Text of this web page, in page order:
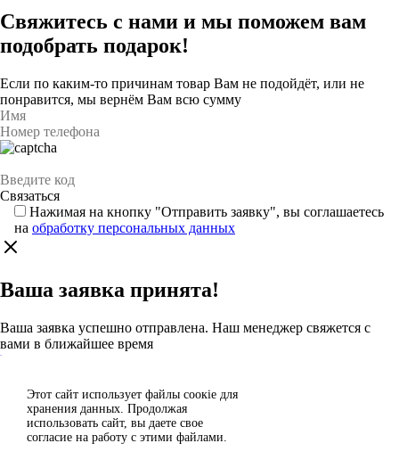
Свяжитесь с нами и мы поможем вам
подобрать подарок!
Если по каким-то причинам товар Вам не подойдёт, или не
понравится, мы вернём Вам всю сумму
Нажимая на кнопку "Отправить заявку", вы соглашаетесь
на обработку персональных данных
Ваша заявка принята!
Ваша заявка успешно отправлена. Наш менеджер свяжется с
вами в ближайшее время
Каталог
Спасибо за отзыв!
Этот сайт использует файлы сoокіе для
хранения данных. Продолжая
использовать сайт, вы даете свое
согласие на работу с этими файлами.